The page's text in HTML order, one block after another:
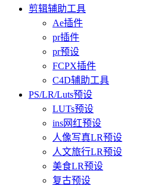
剪辑辅助工具
Ae插件
pr插件
pr预设
FCPX插件
C4D辅助工具
PS/LR/Luts预设
LUTs预设
ins网红预设
人像写真LR预设
人文旅行LR预设
美食LR预设
复古预设